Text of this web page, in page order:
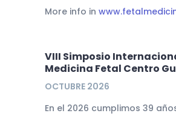
More info in
VIII Simposio
Medicina Fetal Centro
OCTUBRE 2026
En el 2026 cumplimos 39